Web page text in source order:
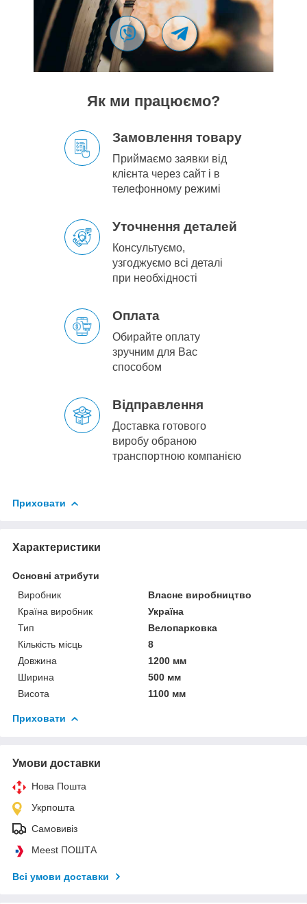
Як ми працюємо?
Замовлення товару
Приймаємо заявки від
клієнта через сайт і в
телефонному режимі
Уточнення деталей
Консультуємо,
узгоджуємо всі деталі
при необхідності
Оплата
Обирайте оплату
зручним для Вас
способом
Відправлення
Доставка готового
виробу обраною
транспортною компанією
Приховати
Характеристики
Основні атрибути
Виробник
Власне виробництво
Країна виробник
Україна
Тип
Велопарковка
Кількість місць
8
Довжина
1200 мм
Ширина
500 мм
Висота
1100 мм
Приховати
Умови доставки
Нова Пошта
Укрпошта
Самовивіз
Meest ПОШТА
Всі умови доставки